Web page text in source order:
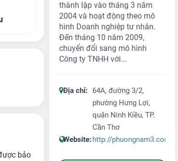
bảo
thành lập vào tháng 3 năm
2004 và hoạt động theo mô
hình Doanh nghiệp tư nhân.
Đến tháng 10 năm 2009,
chuyển đổi sang mô hình
Công ty TNHH với...
Địa chỉ:
64A, đường 3/2,
phường Hưng Lợi,
quận Ninh Kiều, TP.
Cần Thơ
Website:http://phuongnam3.com